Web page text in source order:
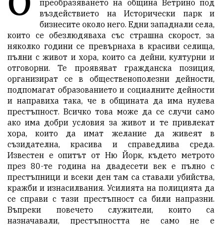
преобразяването на община Ветрино под
въздействието на Исторически парк и
бизнесите около него. Едни западнали села,
които се обезлюдяваха със страшна скорост, за
няколко години се превърнаха в красиви селища,
пълни с живот и хора, които са дейни, културни и
отговорни. Те проявяват гражданска позиция,
организират се в общественополезни дейности,
подпомагат образованието и социалните дейности
и направиха така, че в общината да има нулева
престъпност. Всичко това може да се случи само
ако има добри условия за живот и те привлекат
хора, които да имат желание да живеят в
съзидателна, красива и справедлива среда.
Известен е опитът от Ню Йорк, където метрото
през 80-те година на двадесети век е пълно с
престъпници и всеки ден там са ставали убийства,
кражби и изнасилвания. Усилията на полицията да
се справи с тази престъпност са били напразни.
Въпреки повечето служители, които са
назначавали, престъпността не само не е